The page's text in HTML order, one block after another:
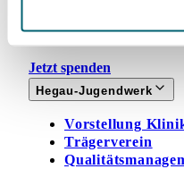
unserer jungen
Rehabilitanden und
Jetzt spenden
Hegau-Jugendwerk
Vorstellung
Trägerverein